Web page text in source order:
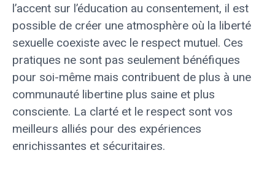
l’accent sur l’éducation au consentement, il est
possible de créer une atmosphère où la liberté
sexuelle coexiste avec le respect mutuel. Ces
pratiques ne sont pas seulement bénéfiques
pour soi-même mais contribuent de plus à une
communauté libertine plus saine et plus
consciente. La clarté et le respect sont vos
meilleurs alliés pour des expériences
enrichissantes et sécuritaires.